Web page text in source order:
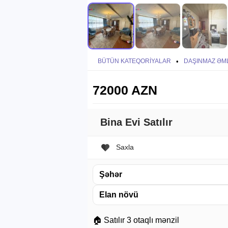
BÜTÜN KATEQORIYALAR • DAŞINMAZ
72000 AZN
Bina Evi Satılır
Saxla
Şəhər
Elan növü
🏠 Satılır 3 otaqlı mənzil